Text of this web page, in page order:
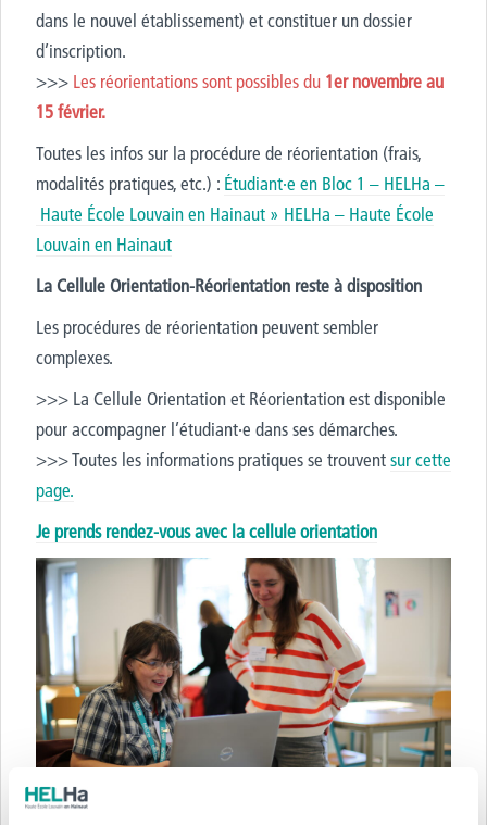
dans le nouvel établissement) et constituer un dossier
d’inscription.
>>> Les réorientations sont possibles du 1er novembre au
15 février.
Toutes les infos sur la procédure de réorientation (frais,
modalités pratiques, etc.) : Étudiant·e en Bloc 1 – HELHa –
Haute École Louvain en Hainaut » HELHa – Haute École
Louvain en Hainaut
La Cellule Orientation-Réorientation reste à disposition
Les procédures de réorientation peuvent sembler
complexes.
>>> La Cellule Orientation et Réorientation est disponible
pour accompagner l’étudiant·e dans ses démarches.
>>> Toutes les informations pratiques se trouventsur cette
page.
Je prends rendez-vous avec la cellule orientation